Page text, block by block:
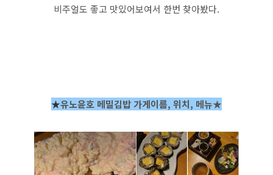
비주얼도 좋고 맛있어보여서 한번 찾아봤다.
★유노윤호 메밀김밥 가게이름, 위치, 메뉴★